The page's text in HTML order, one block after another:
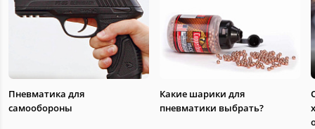
Пневматика для
самообороны
Какие шарики для
пневматики выбрать?